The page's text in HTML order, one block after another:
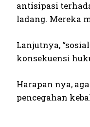
antisipasi
ladang. Mereka
Lanjutnya,
konsekuensi
Harapan nya,
pencegahan